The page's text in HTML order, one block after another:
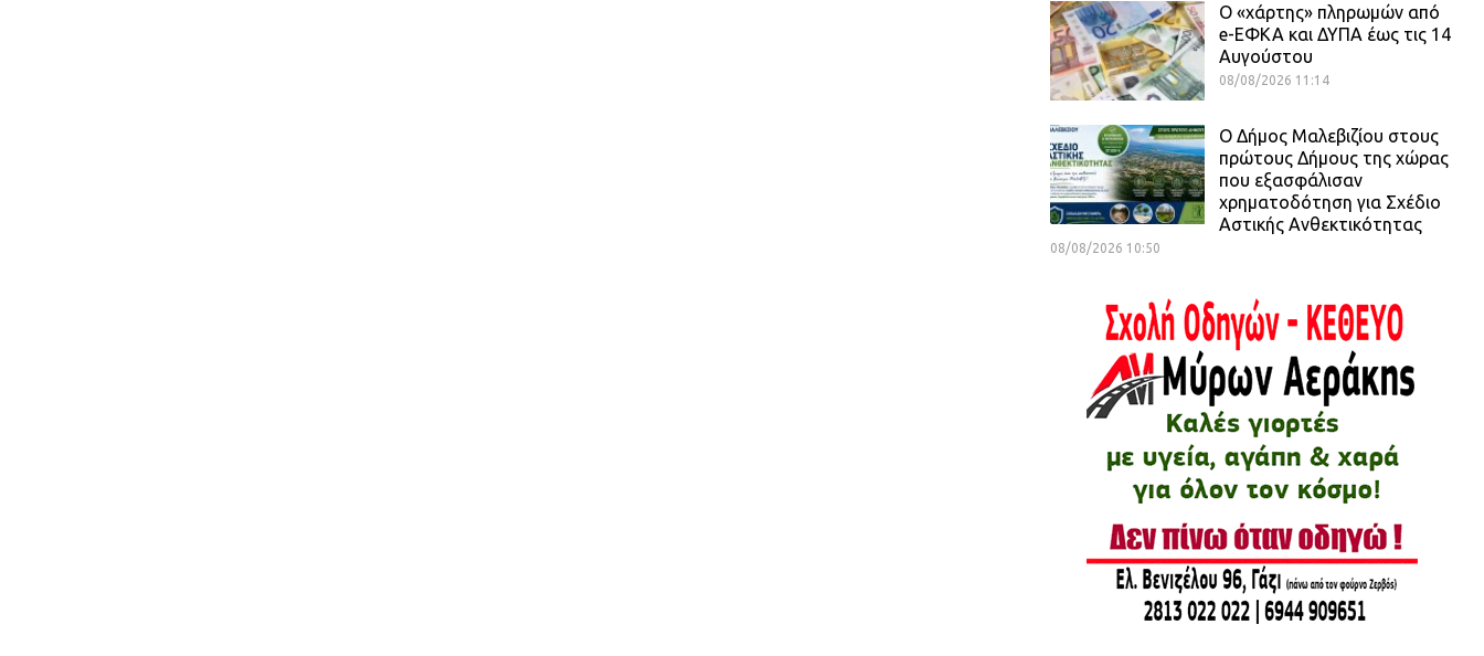
Ο «χάρτης» πληρωμών από
e-ΕΦΚΑ και ΔΥΠΑ έως τις 14
Αυγούστου
08/08/2026 11:14
Ο Δήμος Μαλεβιζίου στους
πρώτους Δήμους της χώρας
που εξασφάλισαν
χρηματοδότηση για Σχέδιο
Αστικής Ανθεκτικότητας
08/08/2026 10:50